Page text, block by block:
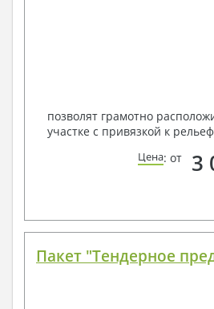
позволят грамотно
участке с привязкой к
Цена: от 3
Пакет "Тендерное